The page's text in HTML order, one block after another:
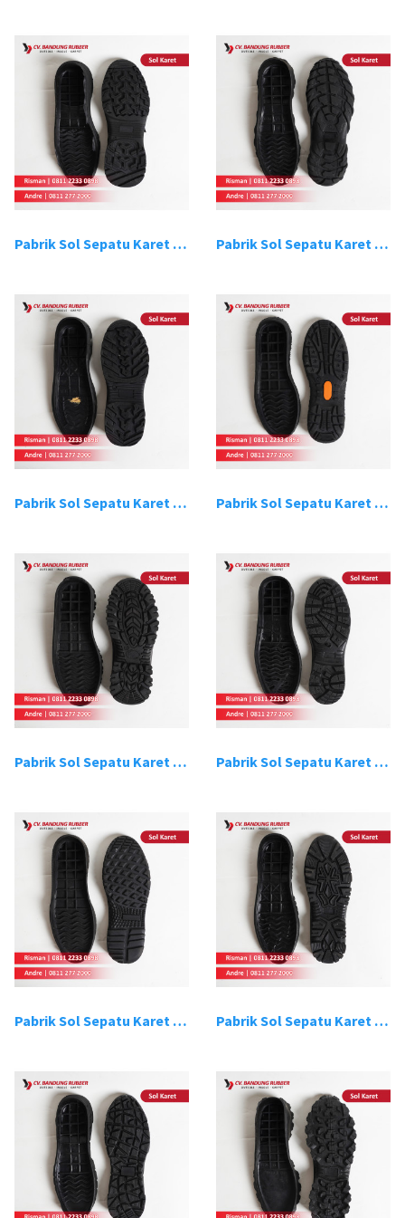
Pabrik Sol Sepatu Karet Bandung 7 Pabrik Sol Sepatu Karet Bandung 8
Pabrik Sol Sepatu Karet Bandung 9 Pabrik Sol Sepatu Karet Bandung 10
Pabrik Sol Sepatu Karet Bandung 11 Pabrik Sol Sepatu Karet Bandung 12
Pabrik Sol Sepatu Karet Bandung 13 Pabrik Sol Sepatu Karet Bandung 14